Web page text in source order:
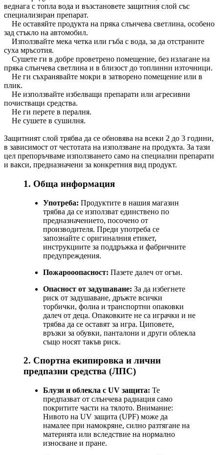
веднага с топла вода и възстановете защитния слой със
специализиран препарат.
Не оставяйте продукта на пряка слънчева светлина, особено
зад стъкло на автомобил.
Използвайте мека четка или гъба с вода, за да отстраните
суха мръсотия.
Сушете ги в добре проветрено помещение, без излагане на
пряка слънчева светлина и в близост до топлинни източници.
Не ги съхранявайте мокри в затворено помещение или в
плик.
Не използвайте избелващи препарати или агресивни
почистващи средства.
Не ги перете в пералня.
Не сушете в сушилня.
Защитният слой трябва да се обновява на всеки 2 до 3 години,
в зависимост от честотата на използване на продукта. За тази
цел препоръчваме използването само на специални препарати
и вакси, предназначени за конкретния вид продукт.
1. Обща информация
Употреба: Продуктите в нашия магазин
трябва да се използват единствено по
предназначението, посочено от
производителя. Преди употреба се
запознайте с оригиналния етикет,
инструкциите за поддръжка и фабричните
предупреждения.
Пожарооопасност: Пазете далеч от огън.
Опасност от задушаване: За да избегнете
риск от задушаване, дръжте всички
торбички, фолиа и транспортни опаковки
далеч от деца. Опаковките не са играчки и не
трябва да се оставят за игра. Циповете,
връзки за обувки, панталони и други облекла
също носят такъв риск.
2. Спортна екипировка и лични
предпазни средства (ЛПС)
Блузи и облекла с UV защита: Те
предпазват от слънчева радиация само
покритите части на тялото. Внимание:
Нивото на UV защита (UPF) може да
намалее при намокряне, силно разтягане на
материята или вследствие на нормално
износване и пране.